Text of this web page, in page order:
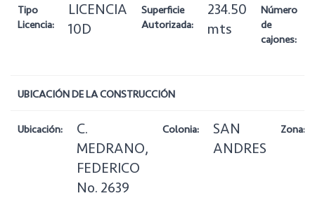
Tipo
Licencia:
LICENCIA
10D
Superficie
Autorizada:
234.50
mts
Número
de
cajones:
UBICACIÓN DE LA CONSTRUCCIÓN
Ubicación:
C.
MEDRANO,
FEDERICO
No. 2639
Colonia:
SAN
ANDRES
Zona: